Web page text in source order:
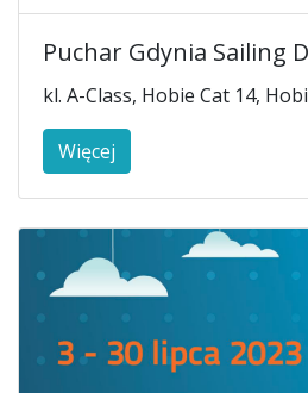
Puchar Gdynia Sailing
kl. A-Class, Hobie Cat 14,
Więcej